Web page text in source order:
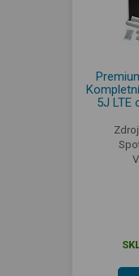
5J LTE